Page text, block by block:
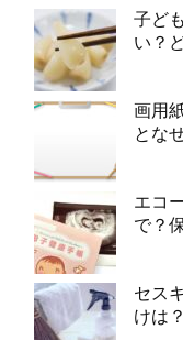
子ど
い？
画用
とな
エコ
で？
セス
けは